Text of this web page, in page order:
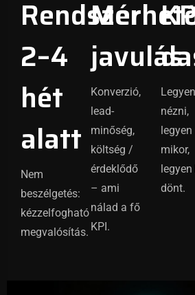
Rendszer
2–4
hét
alatt
Nem
beszélgetés:
kézzelfogható
megvalósítás.
javulás
Konverzió,
lead-
minőség,
költség /
érdeklődő
– ami
nálad a fő
KPI.
nézni,
legyen
mikor,
legyen
dönt.